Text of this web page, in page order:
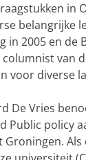
in
belangrijke
in 2005 en de
columnist van
voor diverse
De Vries
Public policy
Groningen. Als